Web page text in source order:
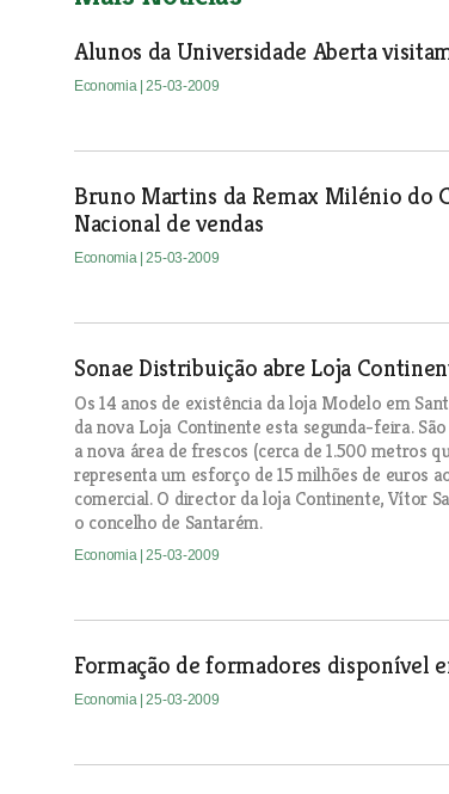
Alunos da Universidade Aberta
Economia | 25-03-2009
Bruno Martins da Remax Milénio do
Nacional de vendas
Economia | 25-03-2009
Sonae Distribuição abre Loja
Os 14 anos de existência da loja Modelo em
da nova Loja Continente esta segunda-feira.
a nova área de frescos (cerca de 1.500 metros
representa um esforço de 15 milhões de euros
comercial. O director da loja Continente, Vítor
o concelho de Santarém.
Economia | 25-03-2009
Formação de formadores disponível
Economia | 25-03-2009